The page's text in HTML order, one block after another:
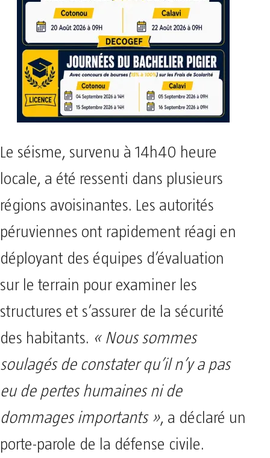
Le séisme, survenu à 14h40 heure
locale, a été ressenti dans plusieurs
régions avoisinantes. Les autorités
péruviennes ont rapidement réagi en
déployant des équipes d’évaluation
sur le terrain pour examiner les
structures et s’assurer de la sécurité
des habitants. « Nous sommes
soulagés de constater qu’il n’y a pas
eu de pertes humaines ni de
dommages importants », a déclaré un
porte-parole de la défense civile.